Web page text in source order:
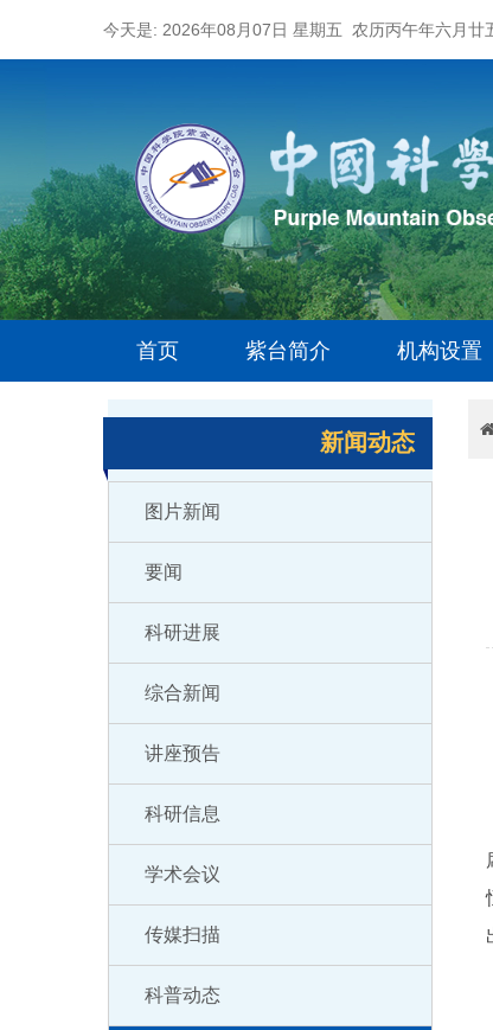
今天是: 2026年08月07日 星期五 农历丙午年六月廿
首页 紫台简介 机构设置
新闻动态
图片新闻
要闻
科研进展
综合新闻
讲座预告
科研信息
学术会议
传媒扫描
科普动态